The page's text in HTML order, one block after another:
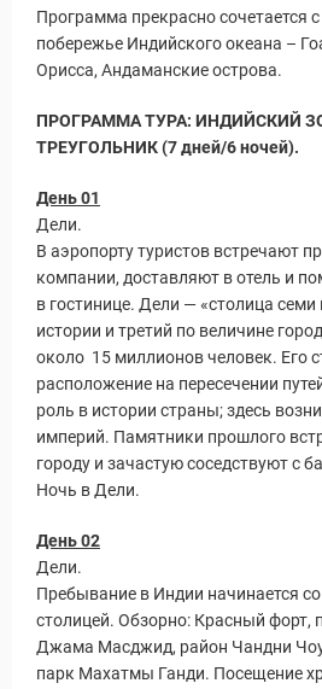
Программа прекрасно сочетается
побережье Индийского океана –
Орисса, Андаманские острова.
ПРОГРАММА ТУРА: ИНДИЙСКИЙ
ТРЕУГОЛЬНИК (7 дней/6 ночей).
День 01
Дели.
В аэропорту туристов встречают
компании, доставляют в отель и
в гостинице. Дели — «столица
истории и третий по величине
около 15 миллионов человек. Его
расположение на пересечении
роль в истории страны; здесь
империй. Памятники прошлого
городу и зачастую соседствуют с
Ночь в Дели.
День 02
Дели.
Пребывание в Индии начинается
столицей. Обзорно: Красный форт,
Джама Масджид, район Чандни
парк Махатмы Ганди. Посещение